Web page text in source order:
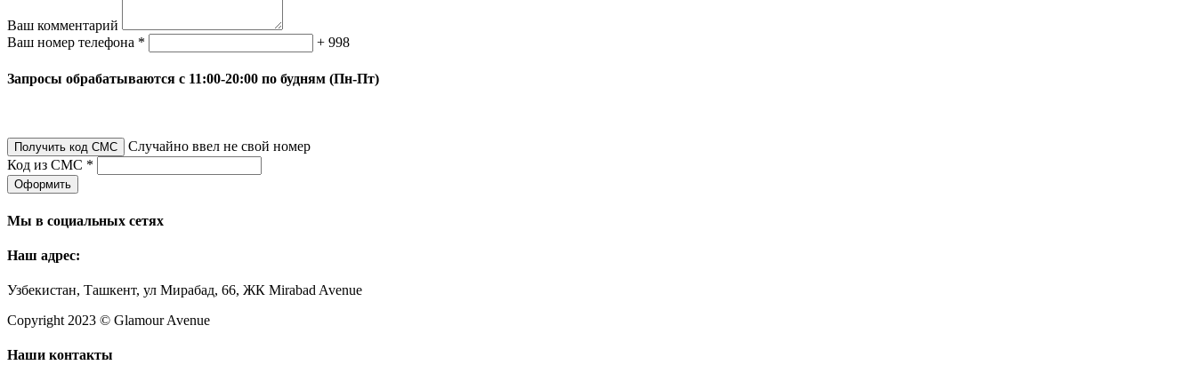
Ваш комментарий
Ваш номер телефона *
+ 998
Запросы обрабатываются с 11:00-20:00 по будням (Пн-Пт)
Получить код СМС
Случайно ввел не свой номер
Код из СМС *
Оформить
Мы в социальных сетях
Наш адрес:
Узбекистан, Ташкент, ул Мирабад, 66, ЖК Mirabad Avenue
Copyright 2023 © Glamour Avenue
Наши контакты